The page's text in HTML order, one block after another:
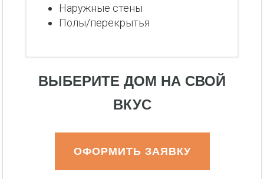
Наружные стены
Полы/перекрытья
ВЫБЕРИТЕ ДОМ НА СВОЙ
ВКУС
ОФОРМИТЬ ЗАЯВКУ